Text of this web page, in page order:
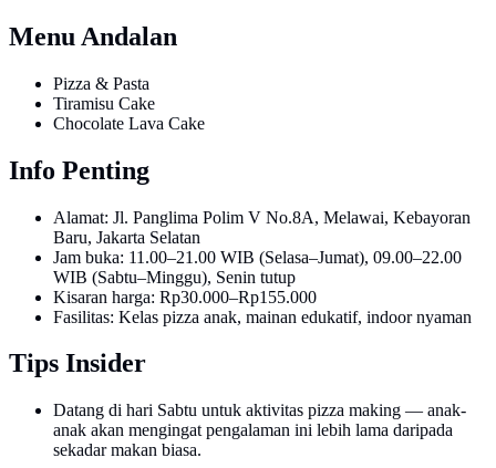
Menu Andalan
Pizza & Pasta
Tiramisu Cake
Chocolate Lava Cake
Info Penting
Alamat: Jl. Panglima Polim V No.8A, Melawai, Kebayoran
Baru, Jakarta Selatan
Jam buka: 11.00–21.00 WIB (Selasa–Jumat), 09.00–22.00
WIB (Sabtu–Minggu), Senin tutup
Kisaran harga: Rp30.000–Rp155.000
Fasilitas: Kelas pizza anak, mainan edukatif, indoor nyaman
Tips Insider
Datang di hari Sabtu untuk aktivitas pizza making — anak-
anak akan mengingat pengalaman ini lebih lama daripada
sekadar makan biasa.